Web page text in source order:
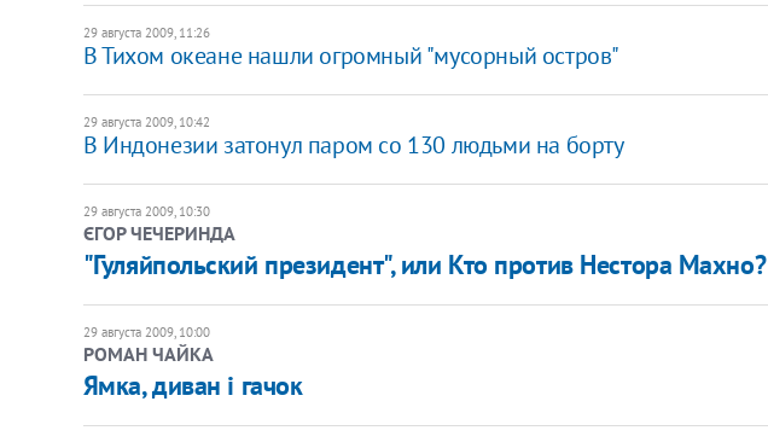
29 августа 2009, 11:26
В Тихом океане нашли огромный "мусорный остров"
29 августа 2009, 10:42
В Индонезии затонул паром со 130 людьми на борту
29 августа 2009, 10:30
ЄГОР ЧЕЧЕРИНДА
"Гуляйпольский президент", или Кто против Нестора Махно?
29 августа 2009, 10:00
РОМАН ЧАЙКА
Ямка, диван і гачок